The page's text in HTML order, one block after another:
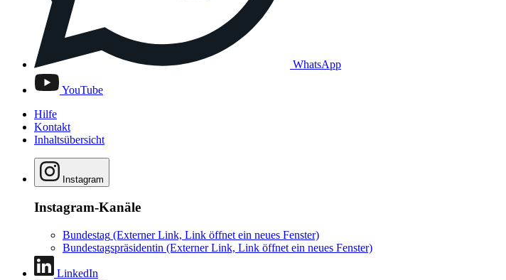
WhatsApp
YouTube
Hilfe
Kontakt
Inhaltsübersicht
Instagram
Instagram-Kanäle
Bundestag (Externer Link, Link öffnet ein neues Fenster)
Bundestagspräsidentin (Externer Link, Link öffnet ein neues Fenster)
LinkedIn